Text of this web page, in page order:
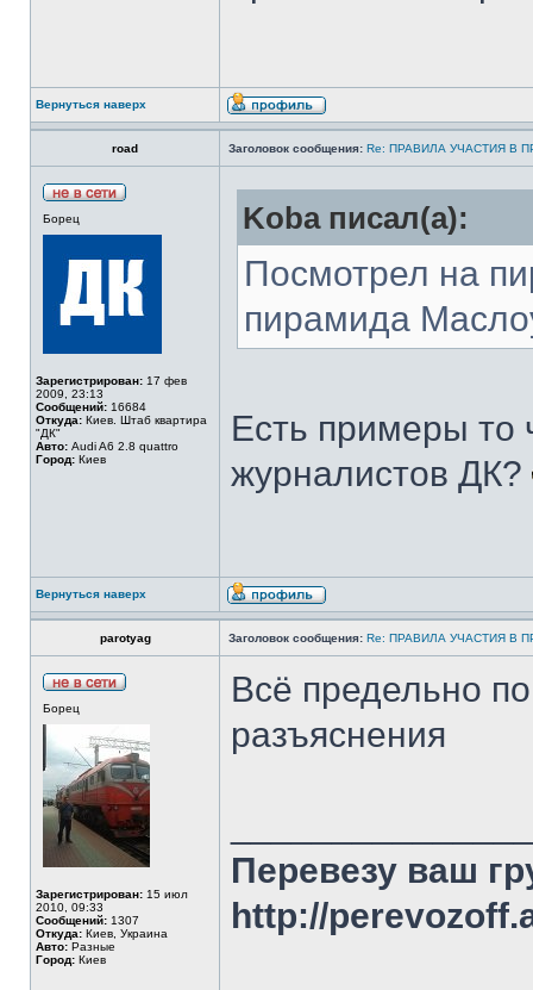
Вернуться наверх
road Заголовок сообщения: Re: ПРАВИЛА УЧАСТИЯ В
Борец
Зарегистрирован: 17 фев
2009, 23:13
Сообщений: 16684
Откуда: Киев. Штаб квартира
"ДК"
Авто: Audi A6 2.8 quattro
Город: Киев
Koba писал(а):
Посмотрел на
пирамида
Есть примеры то
журналистов ДК?
Вернуться наверх
parotyag Заголовок сообщения: Re: ПРАВИЛА УЧАСТИЯ В
Борец
Зарегистрирован: 15 июл
2010, 09:33
Сообщений: 1307
Откуда: Киев, Украина
Авто: Разные
Город: Киев
Всё предельно
разъяснения
Перевезу ваш
http://